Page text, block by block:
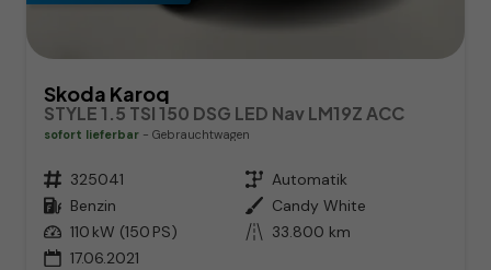
Skoda Karoq
STYLE 1.5 TSI 150 DSG LED Nav LM19Z ACC
sofort lieferbar Gebrauchtwagen
Fahrzeugnr. 325041 Getriebe Automatik
Kraftstoff Benzin Außenfarbe Candy White
Leistung 110 kW (150 PS) Kilometerstand 33.800 km
17.06.2021